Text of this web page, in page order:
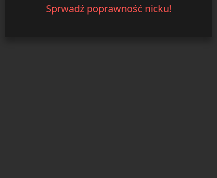
Sprwadź poprawność nicku!